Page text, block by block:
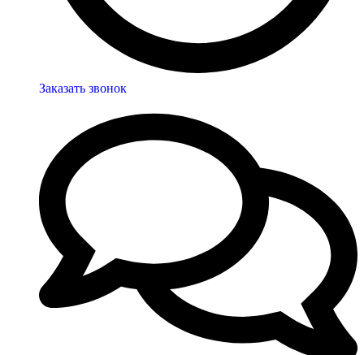
Заказать звонок